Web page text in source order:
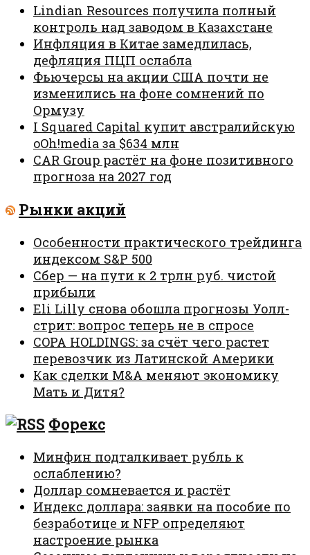
Lindian Resources получила полный
контроль над заводом в Казахстане
Инфляция в Китае замедлилась,
дефляция ПЦП ослабла
Фьючерсы на акции США почти не
изменились на фоне сомнений по
Ормузу
I Squared Capital купит австралийскую
oOh!media за $634 млн
CAR Group растёт на фоне позитивного
прогноза на 2027 год
Рынки акций
Особенности практического трейдинга
индексом S&P 500
Сбер — на пути к 2 трлн руб. чистой
прибыли
Eli Lilly снова обошла прогнозы Уолл-
стрит: вопрос теперь не в спросе
COPA HOLDINGS: за счёт чего растет
перевозчик из Латинской Америки
Как сделки M&A меняют экономику
Мать и Дитя?
Форекс
Минфин подталкивает рубль к
ослаблению?
Доллар сомневается и растёт
Индекс доллара: заявки на пособие по
безработице и NFP определяют
настроение рынка